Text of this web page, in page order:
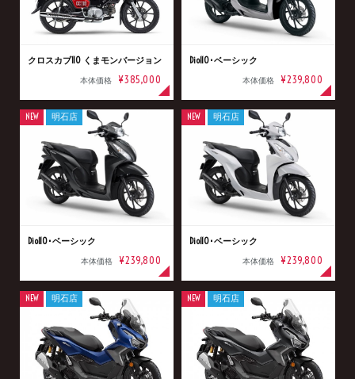
クロスカブ110 くまモンバージョン
本体価格 ¥385,000
Dio110･ベーシック
本体価格 ¥239,800
Dio110･ベーシック
本体価格 ¥239,800
NEW 明石店
Dio110･ベーシック
本体価格 ¥239,800
NEW 明石店
NEW 明石店 NEW 明石店